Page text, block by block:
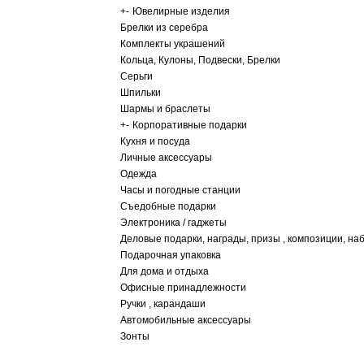
+- Ювелирные изделия
Брелки из серебра
Комплекты украшений
Кольца, Кулоны, Подвески, Брелки
Серьги
Шпильки
Шармы и браслеты
+- Корпоративные подарки
Кухня и посуда
Личные аксессуары
Одежда
Часы и погодные станции
Съедобные подарки
Электроника / гаджеты
Деловые подарки, награды, призы , композиции,
Подарочная упаковка
Для дома и отдыха
Офисные принадлежности
Ручки , карандаши
Автомобильные аксессуары
Зонты